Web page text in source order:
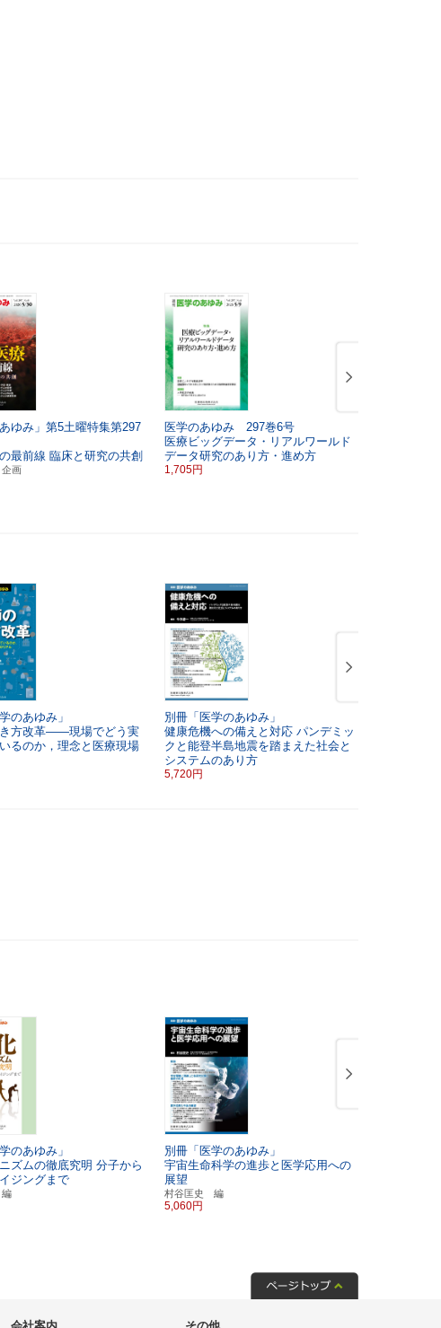
あゆみ」第5土曜特集第297
最前線 臨床と研究の共創
画
医学のあゆみ 297巻6号
医療ビッグデータ・リアルワールド
データ研究のあり方・進め方
1,705円
のあゆみ」
方改革――現場でどう実
るのか，理念と医療現場
別冊「医学のあゆみ」
健康危機への備えと対応 パンデミッ
クと能登半島地震を踏まえた社会と
システムのあり方
5,720円
のあゆみ」
ズムの徹底究明 分子から
ジングまで
別冊「医学のあゆみ」
宇宙生命科学の進歩と医学応用への
展望
村谷匡史 編
5,060円